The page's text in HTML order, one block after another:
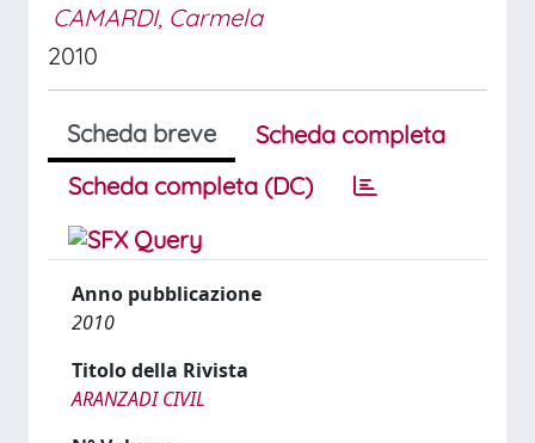
CAMARDI, Carmela
2010
Scheda breve
Scheda completa
Scheda completa (DC)
Anno pubblicazione
2010
Titolo della Rivista
ARANZADI CIVIL